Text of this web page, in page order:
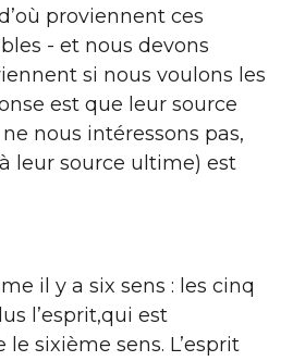
proviennent ces
- et nous devons
si nous voulons les
est que leur source
nous intéressons pas,
leur source ultime) est
il y a six sens : les cinq
l’esprit,qui est
sixième sens. L’esprit